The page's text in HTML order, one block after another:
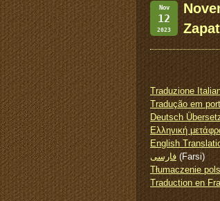
Nov
12
2023
Traduzione
Tradução em
Deutsch
Ελληνική
English
فارسی (Farsi)
Tłumaczenie
Traduction en